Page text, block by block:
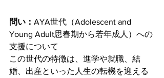
問い： AYA世代（Adolescent and
Young Adult思春期から若年成人）への
支援について
この世代の特徴は、進学や就職、結
婚、出産といった人生の転機を迎える